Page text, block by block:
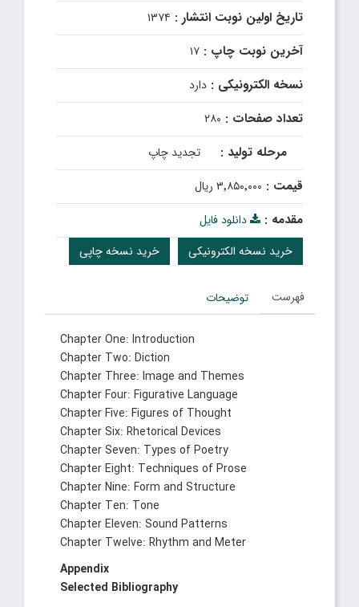
تاریخ اولین نوبت انتشار : ۱۳۷۴
آخرین نوبت چاپ : ۱۷
نسخه الکترونیکی : دارد
تعداد صفحات : ۲۸۰
مرحله تولید : تجدید چاپ
قیمت : ۳٬۸۵۰٬۰۰۰ ریال
مقدمه :
دانلود فایل
خرید نسخه چاپی
خرید نسخه الکترونیکی
فهرست توضیحات
Chapter One: Introduction
Chapter Two: Diction
Chapter Three: Image and Themes
Chapter Four: Figurative Language
Chapter Five: Figures of Thought
Chapter Six: Rhetorical Devices
Chapter Seven: Types of Poetry
Chapter Eight: Techniques of Prose
Chapter Nine: Form and Structure
Chapter Ten: Tone
Chapter Eleven: Sound Patterns
Chapter Twelve: Rhythm and Meter
Appendix
Selected Bibliography